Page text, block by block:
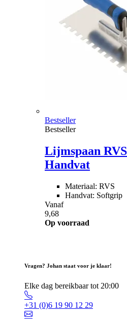
Bestseller
Bestseller
Lijmspaan
Handvat
Materiaal: RVS
Handvat: Softgrip
Vanaf
9,68
Op voorraad
Vragen? Johan staat voor je klaar!
Elke dag bereikbaar tot 20:00
+31 (0)6 19 90 12 29